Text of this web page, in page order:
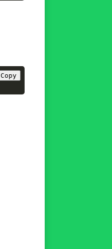
Copy